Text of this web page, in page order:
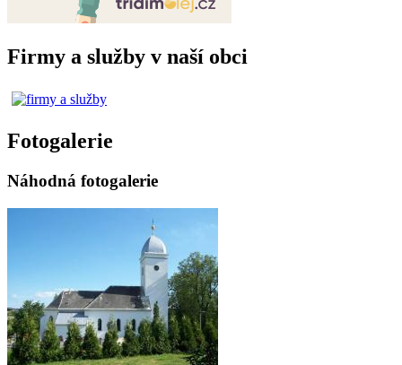
Firmy a služby v naší obci
Fotogalerie
Náhodná fotogalerie